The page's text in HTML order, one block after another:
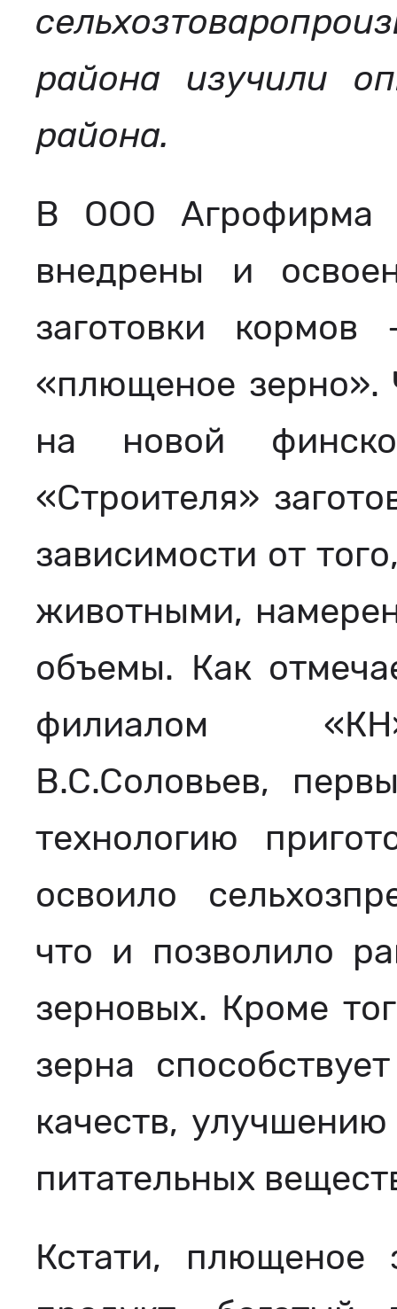
района изучили
района.
В ООО Агрофирма
внедрены и
заготовки
«плющеное зерно».
на новой
«Строителя»
зависимости от
животными,
объемы. Как
филиалом
В.С.Соловьев,
технологию
освоило
что и позволило
зерновых. Кроме
зерна
качеств,
питательных
Кстати, плющеное